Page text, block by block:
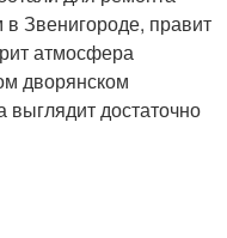
Звенигороде, правит
атмосфера
дворянском
выглядит достаточно